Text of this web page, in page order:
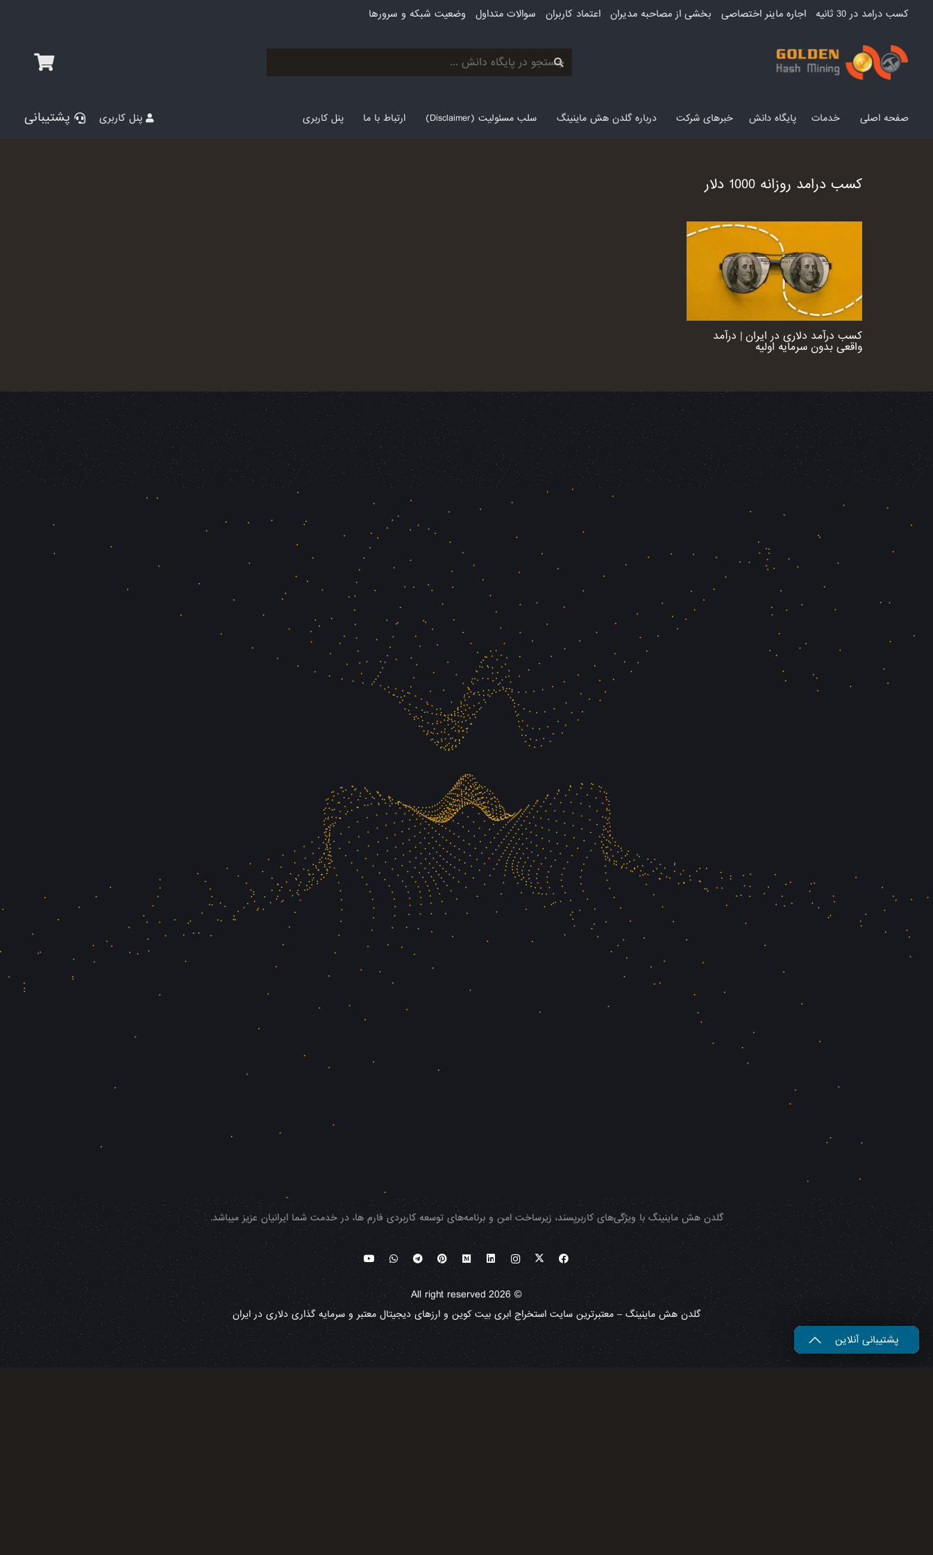
کسب درامد در 30 ثانیه اجاره ماینر اختصاصی بخشی از مصاحبه مدیران اعتماد کاربران سوالات متداول وضعیت شبکه و سرورها
صفحه اصلی خدمات پایگاه دانش خبرهای شرکت درباره گلدن هش ماینینگ سلب مسئولیت (Disclaimer) ارتباط با ما پنل کاربری پنل کاربری پشتیبانی
کسب درامد روزانه 1000 دلار
کسب درآمد دلاری در ایران | درآمد
واقعی بدون سرمایه اولیه
گلدن هش ماینینگ با ویژگی‌های کاربرپسند، زیرساخت امن و برنامه‌های توسعه کاربردی فارم ها، در خدمت شما ایرانیان عزیز میباشد.
© All right reserved 2026
گلدن هش ماینینگ – معتبرترین سایت استخراج ابری بیت کوین و ارزهای دیجیتال معتبر و سرمایه گذاری دلاری در ایران
پشتیبانی آنلاین